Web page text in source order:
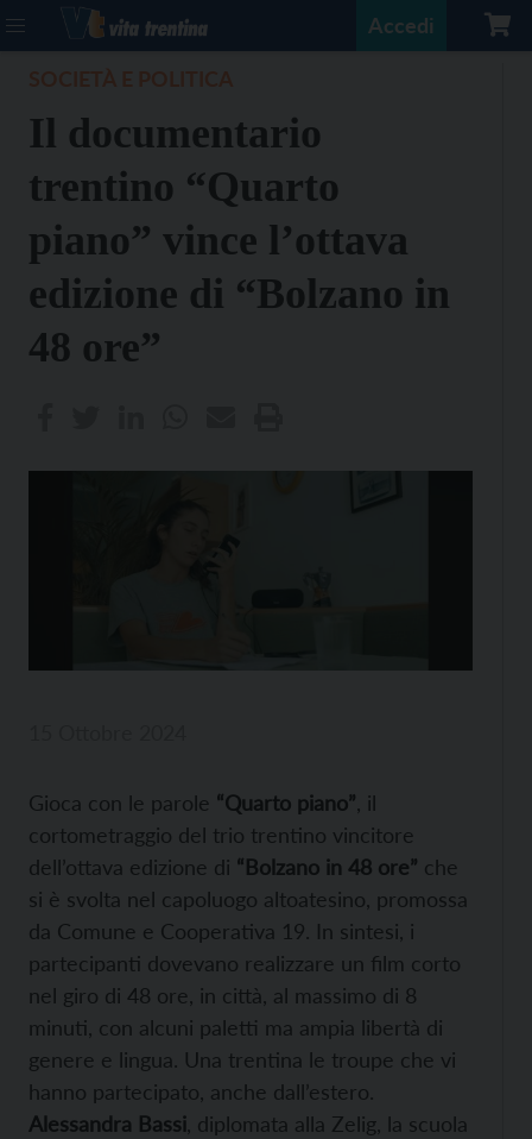
Accedi
Il documentario
trentino “Quarto
piano” vince l’ottava
edizione di “Bolzano in
48 ore”
Gioca con le parole “Quarto piano” , il
cortometraggio del trio trentino vincitore
dell’ottava edizione di “Bolzano in 48 ore” che
si è svolta nel capoluogo altoatesino, promossa
da Comune e Cooperativa 19. In sintesi, i
partecipanti dovevano realizzare un film corto
nel giro di 48 ore, in città, al massimo di 8
minuti, con alcuni paletti ma ampia libertà di
genere e lingua. Una trentina le troupe che vi
hanno partecipato, anche dall’estero.
Alessandra Bassi , diplomata alla Zelig, la scuola